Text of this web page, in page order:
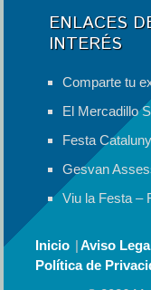
ENLACES
INTERÉS
Comparte tu
El Mercadillo
Festa
Gesvan
Viu la Festa –
Inicio Aviso
Política de